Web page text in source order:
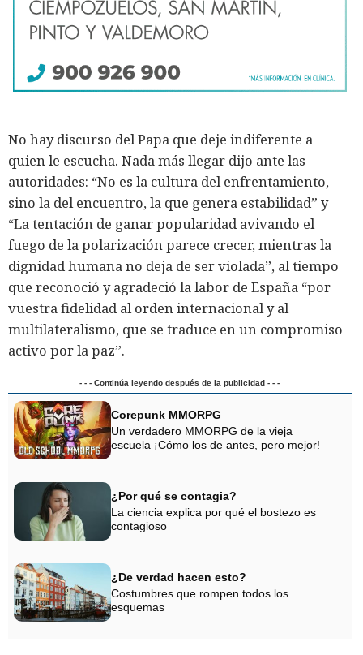
No hay discurso del Papa que deje indiferente a
quien le escucha. Nada más llegar dijo ante las
autoridades: “No es la cultura del enfrentamiento,
sino la del encuentro, la que genera estabilidad” y
“La tentación de ganar popularidad avivando el
fuego de la polarización parece crecer, mientras la
dignidad humana no deja de ser violada”, al tiempo
que reconoció y agradeció la labor de España “por
vuestra fidelidad al orden internacional y al
multilateralismo, que se traduce en un compromiso
activo por la paz”.
- - - Continúa leyendo después de la publicidad - - -
Corepunk MMORPG
Un verdadero MMORPG de la vieja
escuela ¡Cómo los de antes, pero mejor!
¿Por qué se contagia?
La ciencia explica por qué el bostezo es
contagioso
¿De verdad hacen esto?
Costumbres que rompen todos los
esquemas